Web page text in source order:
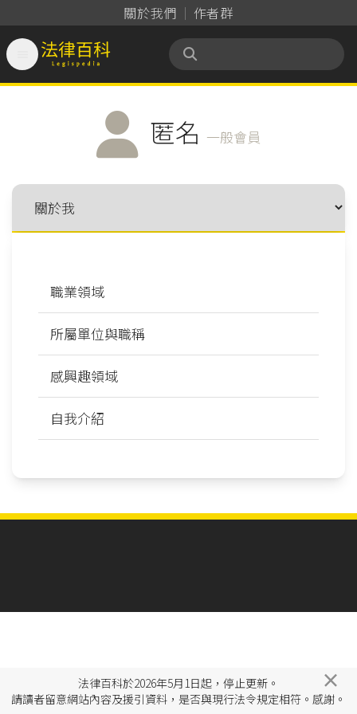
關於我們 作者群
法律百科 Legispedia
匿名 一般會員
職業領域
所屬單位與職稱
感興趣領域
自我介紹
法律百科於2026年5月1日起，停止更新。
請讀者留意網站內容及援引資料，是否與現行法令規定相符。感謝。
×